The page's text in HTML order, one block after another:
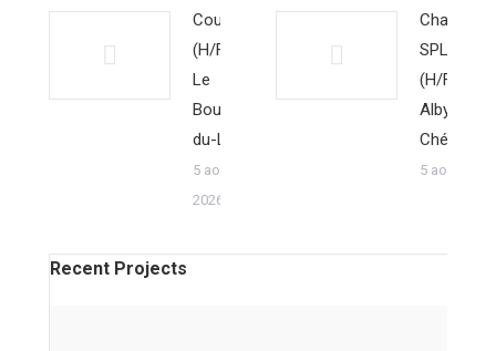
Couvreur
(H/F) –
Le
Bourget-
du-Lac
5 août
2026
Chauffeur
SPL frigo
(H/F) –
Alby-sur-
Chéran
5 août 2026
Recent Projects